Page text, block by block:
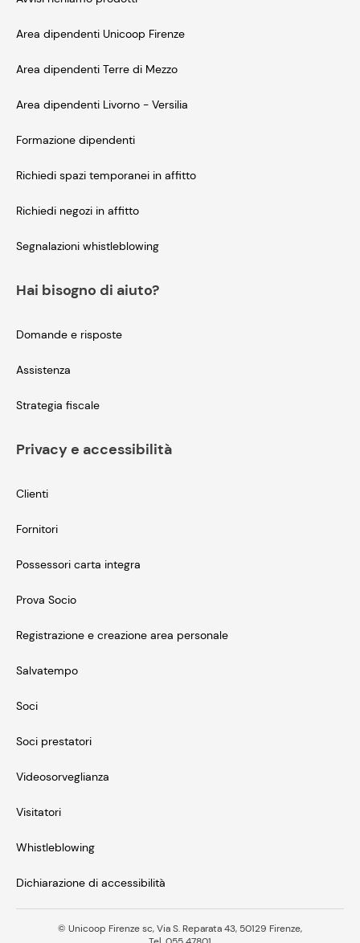
Area dipendenti Unicoop Firenze
Area dipendenti Terre di Mezzo
Area dipendenti Livorno - Versilia
Formazione dipendenti
Richiedi spazi temporanei in affitto
Richiedi negozi in affitto
Segnalazioni whistleblowing
Hai bisogno di aiuto?
Domande e risposte
Assistenza
Strategia fiscale
Privacy e accessibilità
Clienti
Fornitori
Possessori carta integra
Prova Socio
Registrazione e creazione area personale
Salvatempo
Soci
Soci prestatori
Videosorveglianza
Visitatori
Whistleblowing
Dichiarazione di accessibilità
© Unicoop Firenze sc, Via S. Reparata 43, 50129 Firenze,